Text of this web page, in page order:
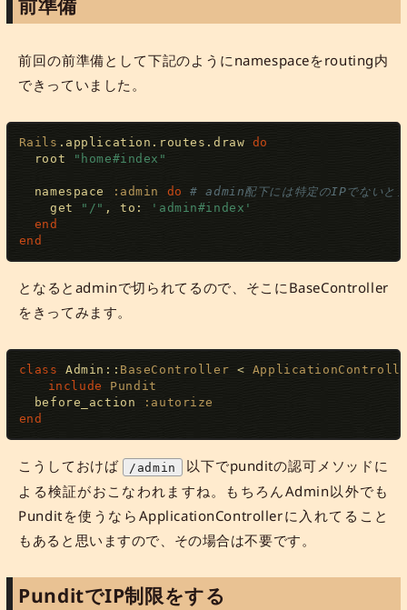
前準備
前回の前準備として下記のようにnamespaceをrouting内
できっていました。
Rails . application . routes .draw do
  root
"home#index"
  namespace
:admin do
# admin配下には特定のIPでないと
    get
"/" , to :
'admin#index'
end
end
となるとadminで切られてるので、そこにBaseController
をきってみます。
class Admin : : BaseController <
include
Pundit
  before_action
:autorize
end
こうしておけば /admin
以下でpunditの認可メソッドに
よる検証がおこなわれますね。もちろんAdmin以外でも
Punditを使うならApplicationControllerに入れてること
もあると思いますので、その場合は不要です。
PunditでIP制限をする